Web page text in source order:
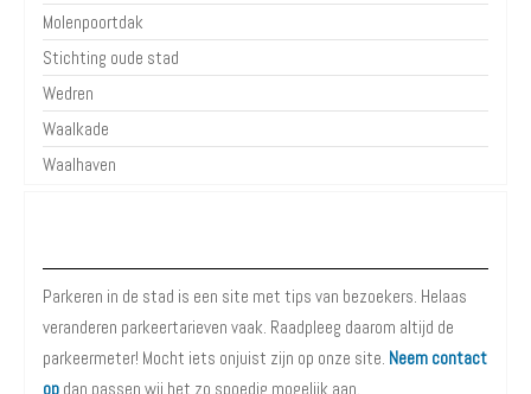
Molenpoortdak
Stichting oude stad
Wedren
Waalkade
Waalhaven
Parkeren in de stad is een site met tips van bezoekers. Helaas
veranderen parkeertarieven vaak. Raadpleeg daarom altijd de
parkeermeter! Mocht iets onjuist zijn op onze site. Neem contact
op dan passen wij het zo spoedig mogelijk aan.